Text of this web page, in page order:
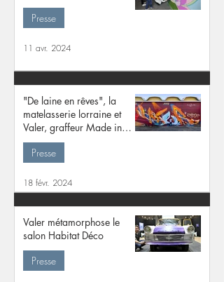
Presse
11 avr. 2024
"De laine en rêves", la
matelasserie lorraine et
Valer, graffeur Made in
Lorraine
Presse
18 févr. 2024
Valer métamorphose le
salon Habitat Déco
Presse